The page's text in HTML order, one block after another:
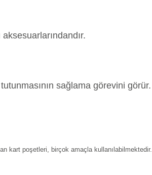
sağlama görevini görür.
kart poşetleri, birçok amaçla kullanılabilmektedir.